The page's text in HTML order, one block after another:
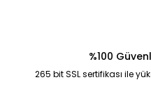
%100
265 bit SSL sertifikası ile